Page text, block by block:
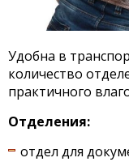
Удобна в
количество
практичного
Отделения:
отдел для